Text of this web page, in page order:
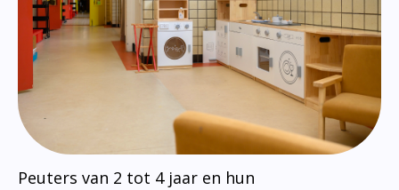
Peuters van 2 tot 4 jaar en hun